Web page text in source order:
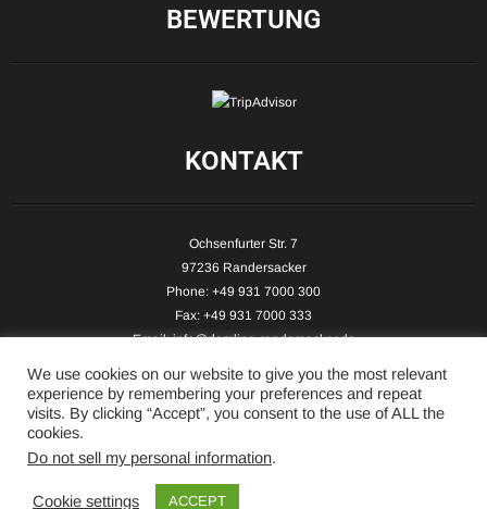
BEWERTUNG
KONTAKT
Ochsenfurter Str. 7
97236 Randersacker
Phone: +49 931 7000 300
Fax: +49 931 7000 333
Email:info@demling-randersacker.de
Copyright © 2026 Hotel-Café Demling - All Rights Reserved.
We use cookies on our website to give you the most relevant
experience by remembering your preferences and repeat
visits. By clicking “Accept”, you consent to the use of ALL the
cookies.
Do not sell my personal information.
Cookie settings ACCEPT